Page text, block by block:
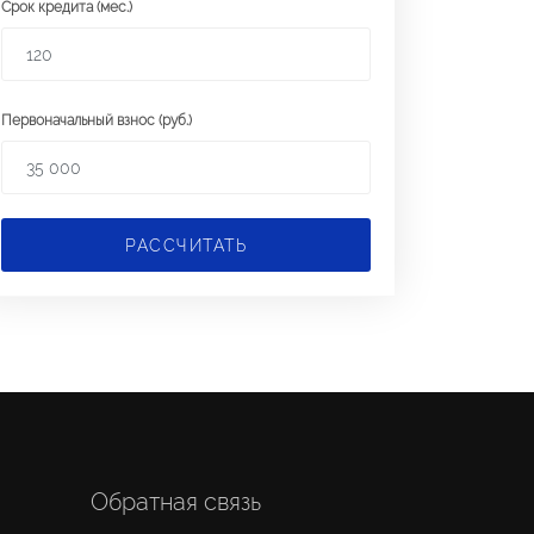
Срок кредита (мес.)
Первоначальный взнос (руб.)
РАССЧИТАТЬ
Обратная связь